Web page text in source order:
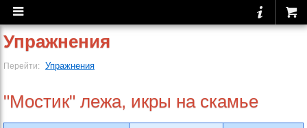
Упражнения
Перейти: Упражнения
"Мостик" лежа, икры на скамье